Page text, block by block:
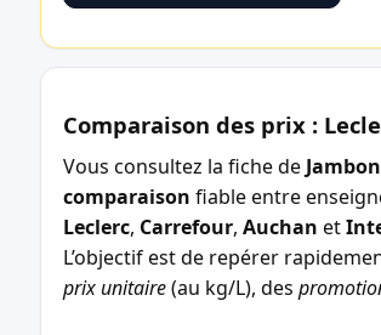
Comparaison des prix :
Vous consultez la fiche de
comparaison fiable entre
Leclerc, Carrefour, Auchan et
L’objectif est de repérer
prix unitaire(au kg/L), des